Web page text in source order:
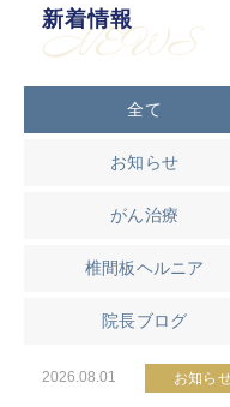
新着情報
NEWS
全て
お知らせ
がん治療
椎間板ヘルニア
院長ブログ
2026.08.01 お知ら